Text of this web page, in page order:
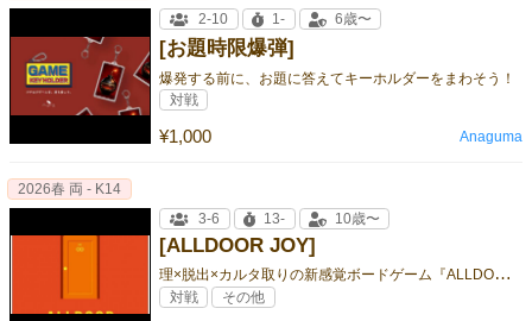
[お題時限爆弾]
爆発する前に、お題に答えてキーホルダーをまわそう！
¥1,000
2-10
1- 6歳〜
対戦
Anaguma
[ALLDOOR JOY]
理
×脱出×カルタ取りの新感覚ボードゲーム『ALLDOOR』シリーズ！ カラフルでポップな世界観へ！
2026春 両 - K14
3-6
13- 10歳〜
対戦 その他